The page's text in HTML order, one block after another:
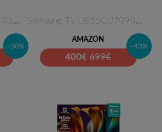
Samsung TV UE50CU8570UXZT Crys…
–50%
Samsung TV UE55CU7090UXZT Crys…
AMAZON
400€ 699€
–43%